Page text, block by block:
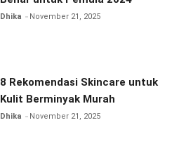
Dhika November 21, 2025
8 Rekomendasi Skincare untuk
Kulit Berminyak Murah
Dhika November 21, 2025